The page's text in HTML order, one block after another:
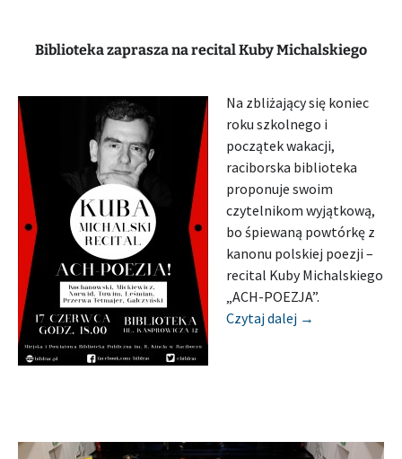
Biblioteka zaprasza na recital Kuby Michalskiego
Na zbliżający się koniec
roku szkolnego i
początek wakacji,
raciborska biblioteka
proponuje swoim
czytelnikom wyjątkową,
bo śpiewaną powtórkę z
kanonu polskiej poezji –
recital Kuby Michalskiego
„ACH-POEZJA”.
Czytaj dalej [Zapowiedź]
→